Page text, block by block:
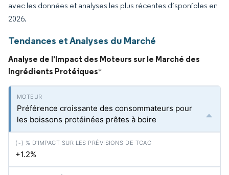
avec les données et analyses les plus récentes disponibles en
2026.
Tendances et Analyses du Marché
Analyse de l'Impact des Moteurs sur le Marché des
Ingrédients Protéiques*
Préférence croissante des consommateurs pour
les boissons protéinées prêtes à boire
+1.2%